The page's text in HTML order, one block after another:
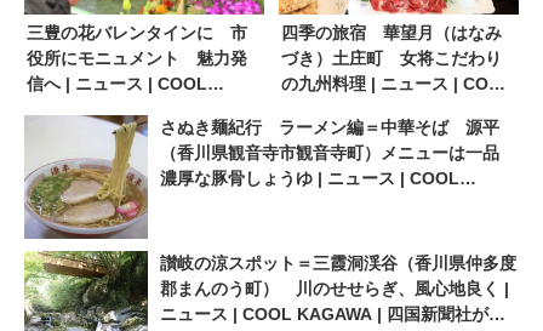
三豊の花バレンタインに 市
役所にモニュメント 魅力発
信へ | ニュース | COOL
する香川の観光情報サイト
四季の旅宿 華望月（はなみ
づき）土庄町 女将こだわり
の九州料理 | ニュース | COOL
する香川の観光情報サイト
さぬき麺紀行 ラーメン編＝中華そば 源平
（香川県観音寺市観音寺町）メニューは一品
濃厚な豚骨しょうゆ | ニュース | COOL
讃岐の涼スポット＝三霞洞渓谷（香川県仲多度
郡まんのう町） 川のせせらぎ、風心地良く |
ニュース | COOL KAGAWA | 四国新聞社が提